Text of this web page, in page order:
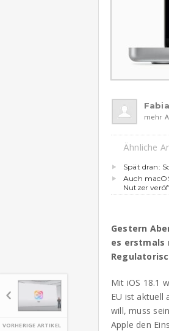
VORHERIGE ARTIKEL
mehr
Ähnliche
Spät dran:
Auch
Nutzer
Gestern
es erstmals
Mit iOS 18.1
EU ist aktuell
will, muss
Apple den